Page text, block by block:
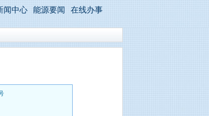
闻中心 能源要闻 在线办事